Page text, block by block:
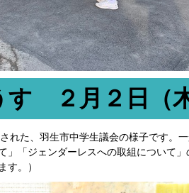
す ２月２日（
れた、羽生市中学生議会の様子です。
」「ジェンダーレスへの取組について
す。）